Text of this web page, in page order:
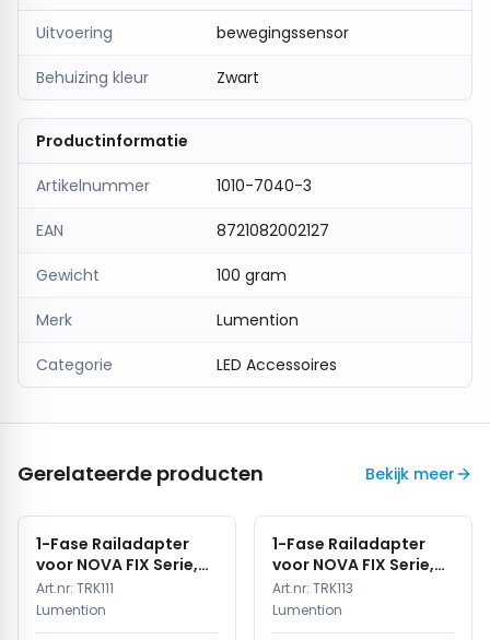
Uitvoering bewegingssensor
Behuizing kleur Zwart
Productinformatie
Artikelnummer 1010-7040-3
EAN 8721082002127
Gewicht 100 gram
Merk Lumention
Categorie LED Accessoires
Gerelateerde producten Bekijk meer
1-Fase Railadapter
voor NOVA FIX Serie,
Wit, IP20
Art.nr: TRK111
Lumention
1-Fase Railadapter
voor NOVA FIX Serie,
Zwart, IP20
Art.nr: TRK113
Lumention